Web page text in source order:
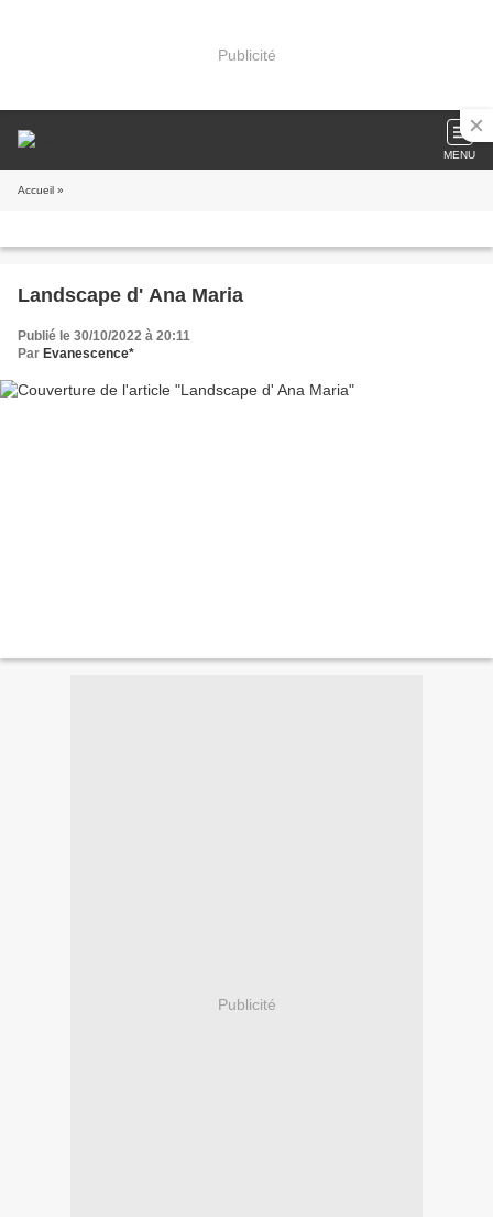
Publicité
MENU
Accueil »
Landscape d' Ana Maria
Publié le 30/10/2022 à 20:11
Par Evanescence*
Publicité